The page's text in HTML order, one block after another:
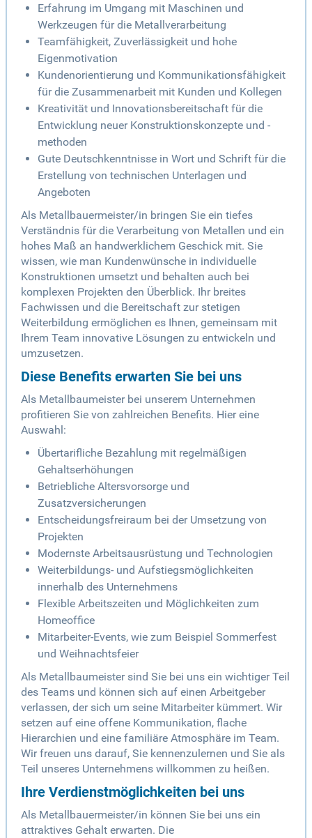
Erfahrung im Umgang mit Maschinen und
Werkzeugen für die Metallverarbeitung
Teamfähigkeit, Zuverlässigkeit und hohe
Eigenmotivation
Kundenorientierung und Kommunikationsfähigkeit
für die Zusammenarbeit mit Kunden und Kollegen
Kreativität und Innovationsbereitschaft für die
Entwicklung neuer Konstruktionskonzepte und -
methoden
Gute Deutschkenntnisse in Wort und Schrift für die
Erstellung von technischen Unterlagen und
Angeboten
Als Metallbauermeister/in bringen Sie ein tiefes
Verständnis für die Verarbeitung von Metallen und ein
hohes Maß an handwerklichem Geschick mit. Sie
wissen, wie man Kundenwünsche in individuelle
Konstruktionen umsetzt und behalten auch bei
komplexen Projekten den Überblick. Ihr breites
Fachwissen und die Bereitschaft zur stetigen
Weiterbildung ermöglichen es Ihnen, gemeinsam mit
Ihrem Team innovative Lösungen zu entwickeln und
umzusetzen.
Diese Benefits erwarten Sie bei uns
Als Metallbaumeister bei unserem Unternehmen
profitieren Sie von zahlreichen Benefits. Hier eine
Auswahl:
Übertarifliche Bezahlung mit regelmäßigen
Gehaltserhöhungen
Betriebliche Altersvorsorge und
Zusatzversicherungen
Entscheidungsfreiraum bei der Umsetzung von
Projekten
Modernste Arbeitsausrüstung und Technologien
Weiterbildungs- und Aufstiegsmöglichkeiten
innerhalb des Unternehmens
Flexible Arbeitszeiten und Möglichkeiten zum
Homeoffice
Mitarbeiter-Events, wie zum Beispiel Sommerfest
und Weihnachtsfeier
Als Metallbaumeister sind Sie bei uns ein wichtiger Teil
des Teams und können sich auf einen Arbeitgeber
verlassen, der sich um seine Mitarbeiter kümmert. Wir
setzen auf eine offene Kommunikation, flache
Hierarchien und eine familiäre Atmosphäre im Team.
Wir freuen uns darauf, Sie kennenzulernen und Sie als
Teil unseres Unternehmens willkommen zu heißen.
Ihre Verdienstmöglichkeiten bei uns
Als Metallbauermeister/in können Sie bei uns ein
attraktives Gehalt erwarten. Die